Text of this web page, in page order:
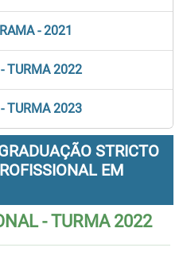
- 2021
TURMA 2022
TURMA 2023
STRICTO
EM
- TURMA 2022